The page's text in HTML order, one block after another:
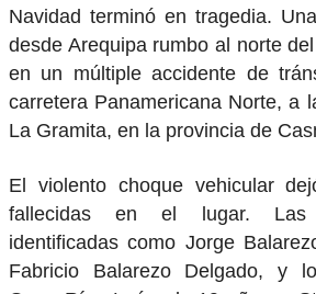
Navidad terminó en tragedia.
desde Arequipa rumbo al norte
en un múltiple accidente de
carretera Panamericana Norte, a
La Gramita, en la provincia de
El violento choque vehicular
fallecidas en el lugar. Las
identificadas como Jorge
Fabricio Balarezo Delgado, y